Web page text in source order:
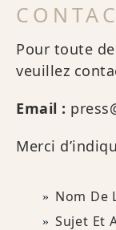
Pour toute
veuillez
Email :
Merci
Nom De
Sujet Et